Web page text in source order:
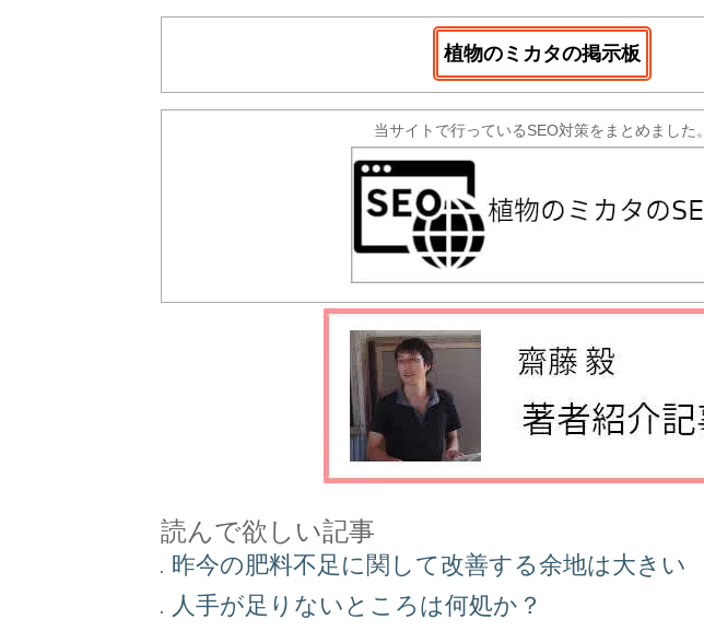
植物のミカタの掲示板
当サイトで行っているSEO対策をまとめました。
読んで欲しい記事
昨今の肥料不足に関して改善する余地は大きい
人手が足りないところは何処か？